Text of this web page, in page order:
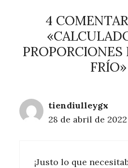
4
PROPORCIONES
FRÍO»
tiendiulleygx
28 de abril de
¡Justo lo que